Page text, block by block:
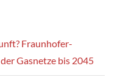
Fraunhofer-
Gasnetze bis 2045